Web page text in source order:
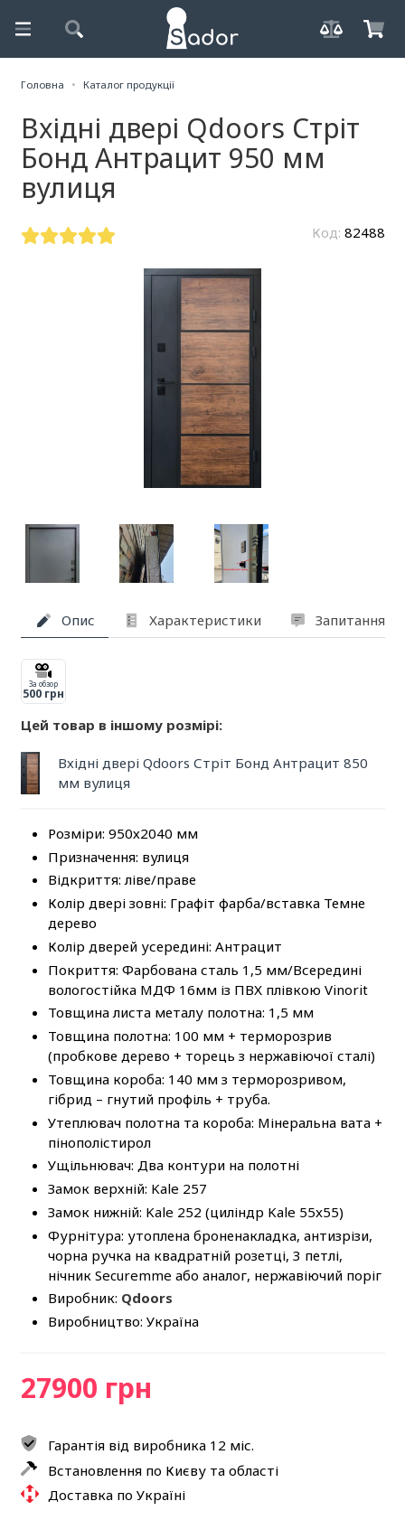
Головна Каталог продукції
Вхідні двері Qdoors Стріт
Бонд Антрацит 950 мм
вулиця
Код: 82488
Опис Характеристики Запитання
За обзор
500 грн
Цей товар в іншому розмірі:
Вхідні двері Qdoors Стріт Бонд Антрацит 850
мм вулиця
Розміри: 950х2040 мм
Призначення: вулиця
Відкриття: ліве/праве
Колір двері зовні: Графіт фарба/вставка Темне
дерево
Колір дверей усередині: Антрацит
Покриття: Фарбована сталь 1,5 мм/Всередині
вологостійка МДФ 16мм із ПВХ плівкою Vinorit
Товщина листа металу полотна: 1,5 мм
Товщина полотна: 100 мм + терморозрив
(пробкове дерево + торець з нержавіючої сталі)
Товщина короба: 140 мм з терморозривом,
гібрид – гнутий профіль + труба.
Утеплювач полотна та короба: Мінеральна вата +
пінополістирол
Ущільнювач: Два контури на полотні
Замок верхній: Kale 257
Замок нижній: Kale 252 (циліндр Kale 55x55)
Фурнітура: утоплена броненакладка, антизрізи,
чорна ручка на квадратній розетці, 3 петлі,
нічник Securemme або аналог, нержавіючий поріг
Виробник: Qdoors
Виробництво: Україна
27900 грн
Гарантія від виробника 12 міс.
Встановлення по Києву та області
Доставка по Україні